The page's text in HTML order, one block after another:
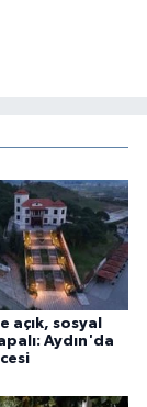
açık, sosyal
Aydın'da